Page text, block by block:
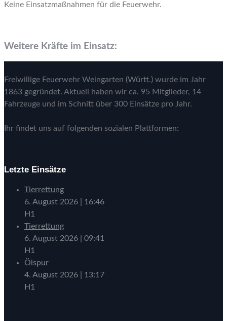
Keine Einsatzmaßnahmen für die Feuerwehr.
Weitere Kräfte im Einsatz:
Freiwillige Feuerwehr Weingarten (Württ.) wurde im Jahr
1863 gegründet. Aktuell haben wir ca. 95 Mitglieder, 14
Fahrzeuge und im Schnitt über 300 Einsätze pro Jahr.
Ihr findet uns auf folgenden sozialen Plattformen:
Letzte Einsätze
Tierrettung
6. August 2026
16:46
H1
Tierrettung
6. August 2026
09:41
H1
Ölspur
4. August 2026
13:17
H1